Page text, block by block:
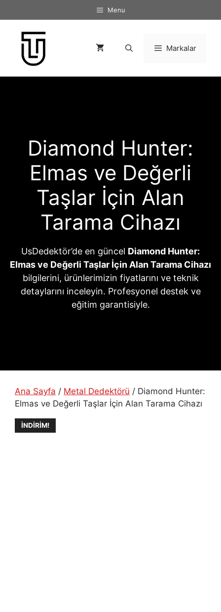
atla
Menu
Markalar
Diamond Hunter:
Elmas ve Değerli
Taşlar İçin Alan
Tarama Cihazı
UsDedektör’de en güncel Diamond Hunter:
Elmas ve Değerli Taşlar İçin Alan Tarama Cihazı
bilgilerini, ürünlerimizin fiyatlarını ve teknik
detaylarını inceleyin. Profesyonel destek ve
eğitim garantisiyle.
Ana Sayfa / Metal Dedektörü / Diamond Hunter:
Elmas ve Değerli Taşlar İçin Alan Tarama Cihazı
İNDIRIM!